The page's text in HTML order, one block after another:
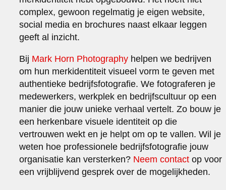
complex, gewoon regelmatig je eigen website,
social media en brochures naast elkaar leggen
geeft al inzicht.
Bij Mark Horn Photography helpen we bedrijven
om hun merkidentiteit visueel vorm te geven met
authentieke bedrijfsfotografie. We fotograferen je
medewerkers, werkplek en bedrijfscultuur op een
manier die jouw unieke verhaal vertelt. Zo bouw je
een herkenbare visuele identiteit op die
vertrouwen wekt en je helpt om op te vallen. Wil je
weten hoe professionele bedrijfsfotografie jouw
organisatie kan versterken? Neem contact op voor
een vrijblijvend gesprek over de mogelijkheden.